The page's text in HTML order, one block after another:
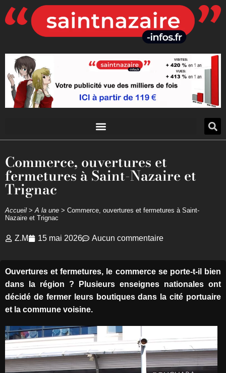
Commerce, ouvertures et
fermetures à Saint-Nazaire et
Trignac
Accueil >A la une > Commerce, ouvertures et fermetures à Saint-
Nazaire et Trignac
Z.M 15 mai 2026 Aucun commentaire
Ouvertures et fermetures, le commerce se porte-t-il bien
dans la région ? Plusieurs enseignes nationales ont
décidé de fermer leurs boutiques dans la cité portuaire
et la commune voisine.